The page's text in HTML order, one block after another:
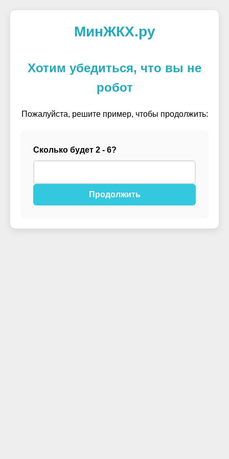
МинЖКХ.ру
Хотим убедиться, что вы не
робот
Пожалуйста, решите пример, чтобы продолжить:
Сколько будет 2 - 6?
Продолжить